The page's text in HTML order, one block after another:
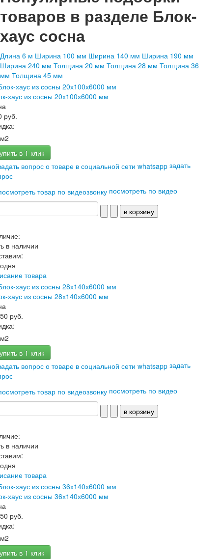
товаров в разделе Блок-
хаус сосна
Длина 6 м Ширина 100 мм Ширина 140 мм Ширина 190 мм
Ширина 240 мм Толщина 20 мм Толщина 28 мм Толщина 36
мм Толщина 45 мм
хаус из сосны 20х100х6000 мм
руб.
м2
в 1 клик
задать
посмотреть по видео
в наличии
товара
хаус из сосны 28х140х6000 мм
руб.
м2
в 1 клик
задать
посмотреть по видео
в наличии
товара
хаус из сосны 36х140х6000 мм
руб.
м2
в 1 клик